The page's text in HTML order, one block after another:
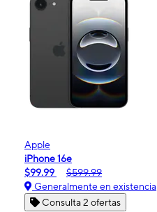
Apple
iPhone 16e
$99.99
$599.99
Generalmente en existencia
Consulta 2 ofertas